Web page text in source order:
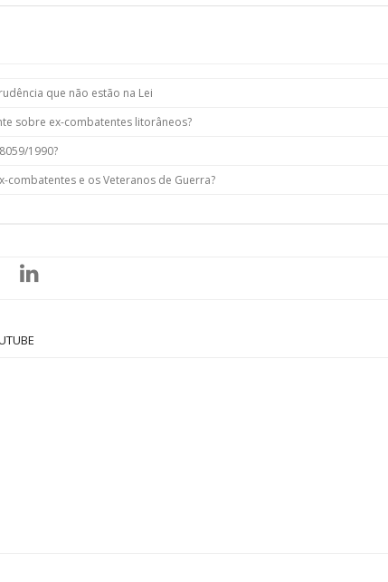
que não estão na Lei
sobre ex-combatentes litorâneos?
1990?
combatentes e os Veteranos de Guerra?